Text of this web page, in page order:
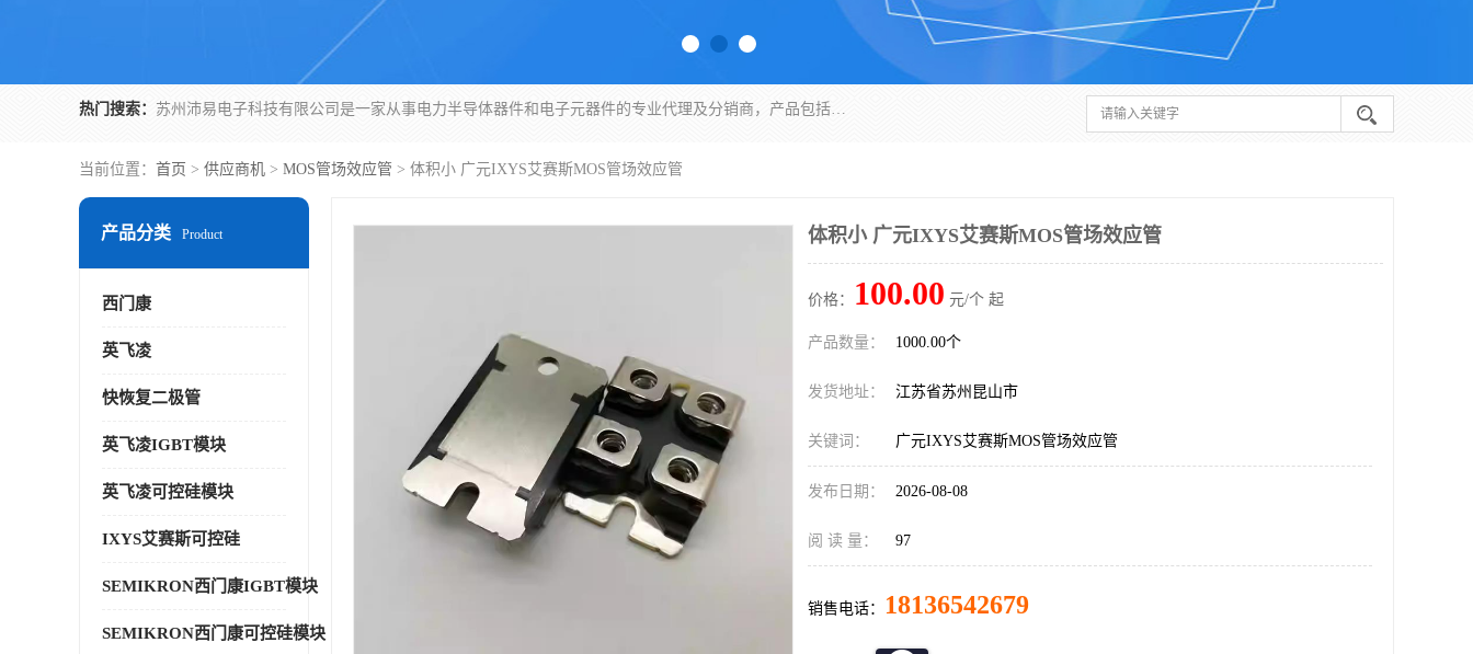
热门搜索： 苏州沛易电子科技有限公司是一家从事电力半导体器件和电子元器件的专业代理及分销商，产品包括：IGBT模块、IPM模块、PIM模块、二极管、三极管、可控硅、整流桥、IGBT单管、IGBT电路驱动板、GTR达林顿模块、快恢复二极管、肖特基二极管、熔断器、IC集成电路、快速熔断器等。
当前位置： 首页 > 供应商机 > MOS管场效应管 > 体积小 广元IXYS艾赛斯MOS管场效应管
产品分类 Product
西门康
英飞凌
快恢复二极管
英飞凌IGBT模块
英飞凌可控硅模块
IXYS艾赛斯可控硅
SEMIKRON西门康IGBT模块
SEMIKRON西门康可控硅模块
体积小 广元IXYS艾赛斯MOS管场效应管
价格： 100.00 元/个 起
产品数量： 1000.00个
发货地址： 江苏省苏州昆山市
关键词： 广元IXYS艾赛斯MOS管场效应管
发布日期： 2026-08-08
阅 读 量： 97
销售电话： 18136542679